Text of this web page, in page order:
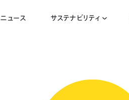
ニュース サステナビリティ